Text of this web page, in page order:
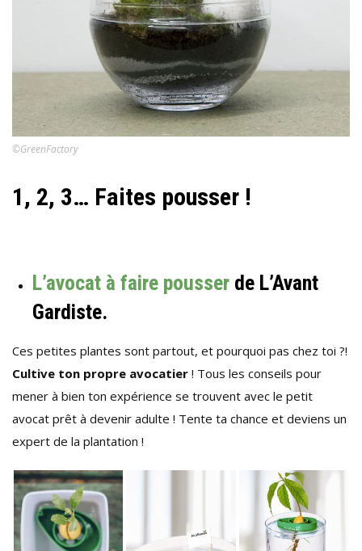
©GreenFactory
1, 2, 3… Faites pousser !
L’avocat à faire pousser de L’Avant
Gardiste.
Ces petites plantes sont partout, et pourquoi pas chez toi ?!
Cultive ton propre avocatier ! Tous les conseils pour
mener à bien ton expérience se trouvent avec le petit
avocat prêt à devenir adulte ! Tente ta chance et deviens un
expert de la plantation !